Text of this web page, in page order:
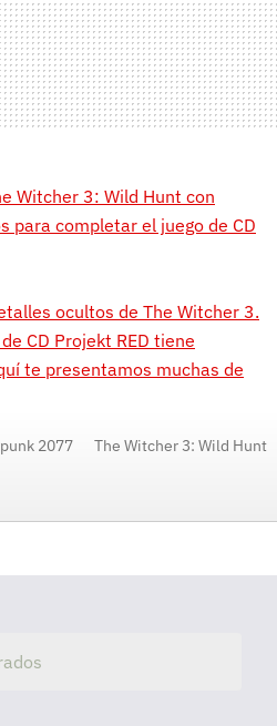
Witcher 3: Wild Hunt con
para completar el juego de CD
ocultos de The Witcher 3.
CD Projekt RED tiene
te presentamos muchas de
2077 The Witcher 3: Wild Hunt